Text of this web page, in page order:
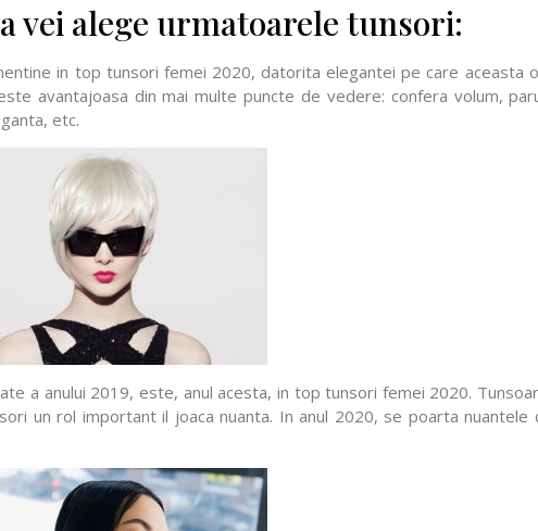
vei alege urmatoarele tunsori:
in top tunsori femei 2020, datorita elegantei pe care aceasta
avantajoasa din mai multe puncte de vedere: confera volum,
etc.
a anului 2019, este, anul acesta, in top tunsori femei 2020.
un rol important il joaca nuanta. In anul 2020, se poarta nuantele